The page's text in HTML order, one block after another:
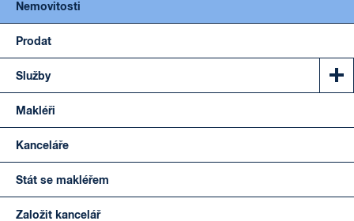
Nemovitosti
Prodat
Služby
Makléři
Kanceláře
Stát se makléřem
Založit kancelář